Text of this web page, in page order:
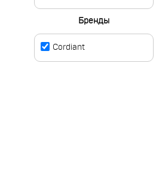
Бренды
Cordiant